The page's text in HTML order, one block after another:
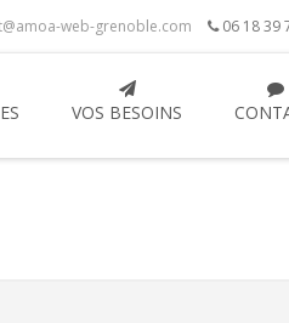
web-grenoble.com 06 18 39
VOS BESOINS